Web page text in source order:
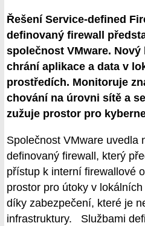
Řešení Service-defined
definovaný firewall
společnost VMware.
chrání aplikace a data v
prostředích. Monitoruje
chování na úrovni sítě a
zužuje prostor pro
Společnost VMware uvedla
definovaný firewall, který
přístup k interní firewallové
prostor pro útoky v
díky zabezpečení, které je
infrastruktury. Službami